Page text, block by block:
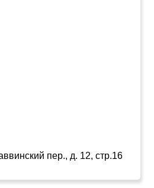
пер., д. 12, стр.16